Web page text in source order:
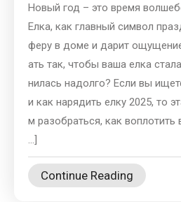
Новый год – это время
Елка, как главный символ
феру в доме и дарит
ать так, чтобы ваша елка
нилась надолго? Если вы
и как нарядить елку 2025, то
м разобраться, как
…]
Continue Reading